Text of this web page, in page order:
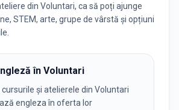
din Voluntari, ca să poți ajunge
STEM, arte, grupe de vârstă și opțiuni
în Voluntari
și atelierele din Voluntari
engleza în oferta lor